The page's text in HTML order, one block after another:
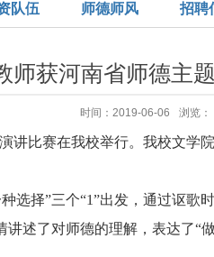
队伍 师德师风 招聘
师获河南省师德主
时间：2019-06-06 浏览：
讲比赛在我校举行。我校文学
选择”三个“1”出发，通过讴歌
述了对师德的理解，表达了